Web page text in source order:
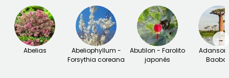
Abelias
Abeliophyllum -
Forsythia coreana
Abutilon - Farolito
japonés
→